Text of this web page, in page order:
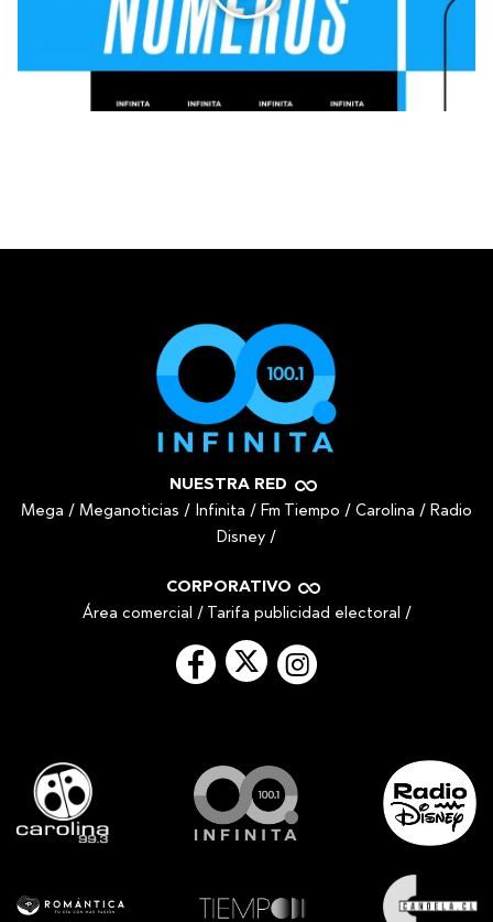
NUESTRA RED
Mega / Meganoticias / Infinita / Fm Tiempo / Carolina / Radio
Disney /
CORPORATIVO
Área comercial / Tarifa publicidad electoral /